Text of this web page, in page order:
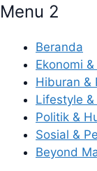
Menu 2
Beranda
Ekonomi
Hiburan &
Lifestyle
Politik &
Sosial &
Beyond